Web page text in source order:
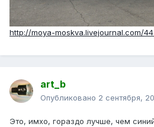
http://moya-moskva.livejournal.com/
art_b
Опубликовано 2 сентября,
Это, имхо, гораздо лучше, чем